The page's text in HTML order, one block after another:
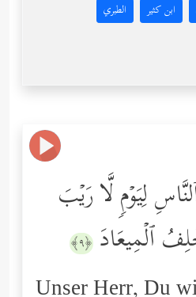
ابن كثير الطبري
لِیَوۡمࣲ لَّا رَیۡبَ
ٱلۡمِیعَادَ ﴿٩﴾